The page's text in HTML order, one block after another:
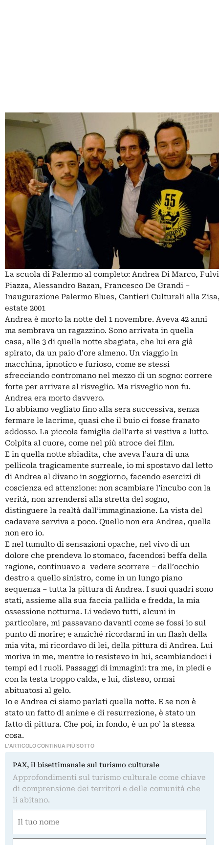
La scuola di Palermo al completo: Andrea Di Marco,
Piazza, Alessandro Bazan, Francesco De Grandi –
Inaugurazione Palermo Blues, Cantieri Culturali alla
estate 2001
Andrea è morto la notte del 1 novembre. Aveva 42 anni
ma sembrava un ragazzino. Sono arrivata in quella
casa, alle 3 di quella notte sbagiata, che lui era già
spirato, da un paio d’ore almeno. Un viaggio in
macchina, ipnotico e furioso, come se stessi
sfrecciando contromano nel mezzo di un sogno: correre
forte per arrivare al risveglio. Ma risveglio non fu.
Andrea era morto davvero.
Lo abbiamo vegliato fino alla sera successiva, senza
fermare le lacrime, quasi che il buio ci fosse franato
addosso. La piccola famiglia dell’arte si vestiva a lutto.
Colpita al cuore, come nel più atroce dei film.
E in quella notte sbiadita, che aveva l’aura di una
pellicola tragicamente surreale, io mi spostavo dal letto
di Andrea al divano in soggiorno, facendo esercizi di
coscienza ed attenzione: non scambiare l’incubo con la
verità, non arrendersi alla stretta del sogno,
distinguere la realtà dall’immaginazione. La vista del
cadavere serviva a poco. Quello non era Andrea, quella
non ero io.
E nel tumulto di sensazioni opache, nel vivo di un
dolore che prendeva lo stomaco, facendosi beffa della
ragione, continuavo a vedere scorrere – dall’occhio
destro a quello sinistro, come in un lungo piano
sequenza – tutta la pittura di Andrea. I suoi quadri sono
stati, assieme alla sua faccia pallida e fredda, la mia
ossessione notturna. Li vedevo tutti, alcuni in
particolare, mi passavano davanti come se fossi io sul
punto di morire; e anziché ricordarmi in un flash della
mia vita, mi ricordavo di lei, della pittura di Andrea. Lui
moriva in me, mentre io resistevo in lui, scambiandoci i
tempi ed i ruoli. Passaggi di immagini: tra me, in piedi e
con la testa troppo calda, e lui, disteso, ormai
abituatosi al gelo.
Io e Andrea ci siamo parlati quella notte. E se non è
stato un fatto di anime e di resurrezione, è stato un
fatto di pittura. Che poi, in fondo, è un po’ la stessa
cosa.
L'ARTICOLO CONTINUA PIÙ SOTTO
PAX, il bisettimanale sul turismo culturale
Approfondimenti sul turismo culturale come chiave
di comprensione dei territori e delle comunità che
li abitano.
(Obbligatorio)
Nome